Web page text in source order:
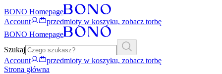
BONO Homepage
Account
przedmioty w koszyku, zobacz torbę
BONO Homepage
Szukaj
Account
przedmioty w koszyku, zobacz torbę
Strona główna